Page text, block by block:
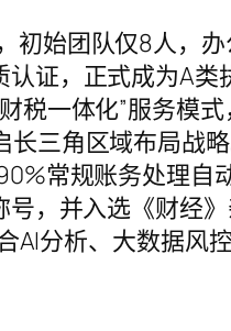
始团队仅8人，
证，正式成为A类
税一体化”服务模
三角区域布局战略
常规账务处理自
，并入选《财经
AI分析、大数据风